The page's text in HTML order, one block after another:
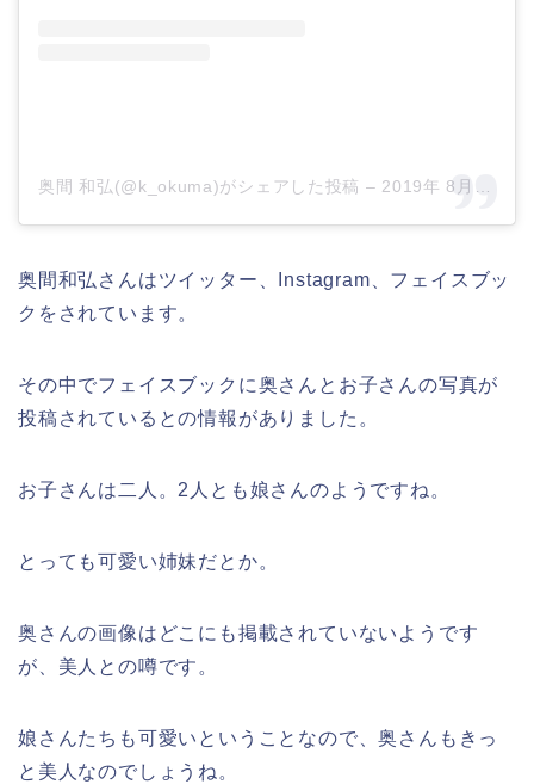
奥間 和弘(@k_okuma)がシェアした投稿 – 2019年 8月月20日午後6時48分PDT
奥間和弘さんはツイッター、Instagram、フェイスブッ
クをされています。
その中でフェイスブックに奥さんとお子さんの写真が
投稿されているとの情報がありました。
お子さんは二人。2人とも娘さんのようですね。
とっても可愛い姉妹だとか。
奥さんの画像はどこにも掲載されていないようです
が、美人との噂です。
娘さんたちも可愛いということなので、奥さんもきっ
と美人なのでしょうね。